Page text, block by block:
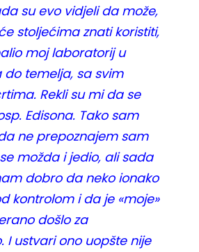
su evo vidjeli da može,
stoljećima znati koristiti,
moj laboratorij u
temelja, sa svim
Rekli su mi da se
Edisona. Tako sam
ne prepoznajem sam
možda i jedio, ali sada
dobro da neko ionako
kontrolom i da je «moje»
došlo za
I ustvari ono uopšte nije